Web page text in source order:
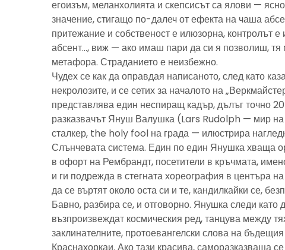
егоизъм, меланхолията и скепсисът са ялови —
значение, стигащо по-далеч от ефекта на чаша
притежание и собственост е илюзорна, контролът
абсент…, виж — ако имаш пари да си я позволиш,
метафора. Страданието е неизбежно.
Чудех се как да оправдая написаното, след като
некролозите, и се сетих за началото на
представлява един неспиращ кадър, дълъг точно
разказвачът Януш Валушка (Lars Rudolph — мир
сталкер, the holy fool на града — илюстрира
Слънчевата система. Един по един Янушка хваща
в офорт на Рембрандт, посетители в кръчмата,
и ги подрежда в стегната хореография в центъра
да се въртят около оста си и те, кандилкайки се,
Бавно, разбира се, и отговорно. Янушка следи като
възпроизвеждат космическия ред, танцува между
заклинателните, протоевангелски слова на